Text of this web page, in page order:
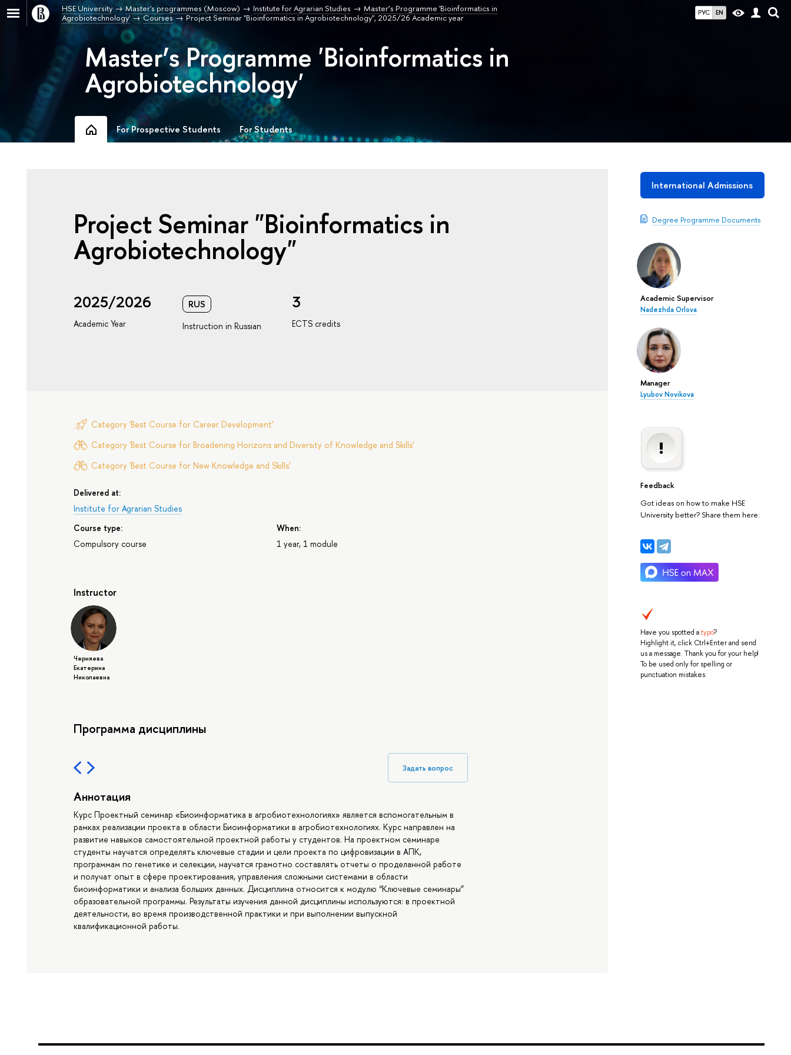
РУС EN
HSE University Master's programmes (Moscow) Institute for Agrarian Studies
Master’s Programme 'Bioinformatics in
Agrobiotechnology'
Courses Project Seminar "Bioinformatics in Agrobiotechnology", 2025/26 Academic year
Master’s Programme 'Bioinformatics in
Agrobiotechnology'
For Prospective Students For Students
International Admissions
Degree Programme Documents
Academic Supervisor
Nadezhda Orlova
Manager
Lyubov Novikova
Feedback
Got ideas on how to make HSE
University better? Share them here.
Have you spotted atypo?
Highlight it, click Ctrl+Enter and send
us a message. Thank you for your help!
To be used only for spelling or
punctuation mistakes.
Project Seminar "Bioinformatics in
Agrobiotechnology"
2025/2026
Academic Year
RUS
Instruction in Russian
3
ECTS credits
Category 'Best Course for Career Development'
Category 'Best Course for Broadening Horizons and Diversity of Knowledge and Skills'
Category 'Best Course for New Knowledge and Skills'
Delivered at:
Institute for Agrarian Studies
Course type:
Compulsory course
When:
1 year, 1 module
Instructor
Черняева
Екатерина
Николаевна
Программа дисциплины
Задать вопрос
Аннотация
Курс Проектный семинар «Биоинформатика в агробиотехнологиях» является вспомогательным в
рамках реализации проекта в области Биоинформатики в агробиотехнологиях. Курс направлен на
развитие навыков самостоятельной проектной работы у студентов. На проектном семинаре
студенты научатся определять ключевые стадии и цели проекта по цифровизации в АПК,
программам по генетике и селекции, научатся грамотно составлять отчеты о проделанной работе
и получат опыт в сфере проектирования, управления сложными системами в области
биоинформатики и анализа больших данных. Дисциплина относится к модулю “Ключевые семинары”
образовательной программы. Результаты изучения данной дисциплины используются: в проектной
деятельности, во время производственной практики и при выполнении выпускной
квалификационной работы.